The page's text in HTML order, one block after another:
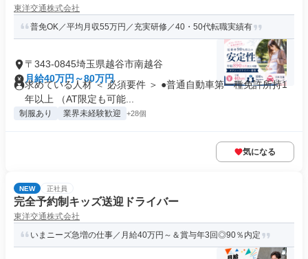
東洋交通株式会社
普免OK／平均月収55万円／充実研修／40・50代転職実績有
〒343-0845埼玉県越谷市南越谷
月給40万円～80万円
求めている人材 ＜ 必須要件 ＞ ●普通自動車第一種免許所持1
年以上 （AT限定も可能...
制服あり 業界未経験歓迎 +28個
気になる
NEW 正社員
完全予約制キッズ送迎ドライバー
東洋交通株式会社
いまニーズ急増の仕事／月給40万円～＆賞与年3回◎90％内定